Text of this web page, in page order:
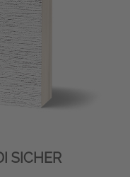
SICHER